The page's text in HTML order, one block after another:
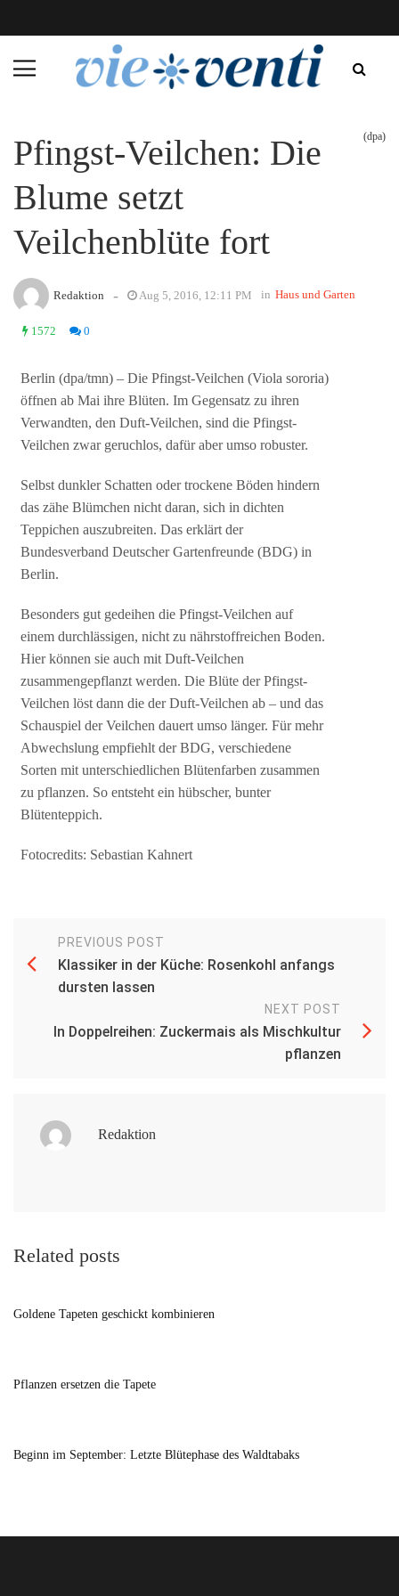
Pfingst-Veilchen: Die
Blume setzt
Veilchenblüte fort
(dpa)
Redaktion - Aug 5, 2016, 12:11 PM in Haus und Garten
1572 0
Berlin (dpa/tmn) – Die Pfingst-Veilchen (Viola sororia)
öffnen ab Mai ihre Blüten. Im Gegensatz zu ihren
Verwandten, den Duft-Veilchen, sind die Pfingst-
Veilchen zwar geruchlos, dafür aber umso robuster.
Selbst dunkler Schatten oder trockene Böden hindern
das zähe Blümchen nicht daran, sich in dichten
Teppichen auszubreiten. Das erklärt der
Bundesverband Deutscher Gartenfreunde (BDG) in
Berlin.
Besonders gut gedeihen die Pfingst-Veilchen auf
einem durchlässigen, nicht zu nährstoffreichen Boden.
Hier können sie auch mit Duft-Veilchen
zusammengepflanzt werden. Die Blüte der Pfingst-
Veilchen löst dann die der Duft-Veilchen ab – und das
Schauspiel der Veilchen dauert umso länger. Für mehr
Abwechslung empfiehlt der BDG, verschiedene
Sorten mit unterschiedlichen Blütenfarben zusammen
zu pflanzen. So entsteht ein hübscher, bunter
Blütenteppich.
Fotocredits: Sebastian Kahnert
PREVIOUS POST
Klassiker in der Küche: Rosenkohl anfangs
dursten lassen
NEXT POST
In Doppelreihen: Zuckermais als Mischkultur
pflanzen
Redaktion
Related posts
Goldene Tapeten geschickt kombinieren
Pflanzen ersetzen die Tapete
Beginn im September: Letzte Blütephase des Waldtabaks